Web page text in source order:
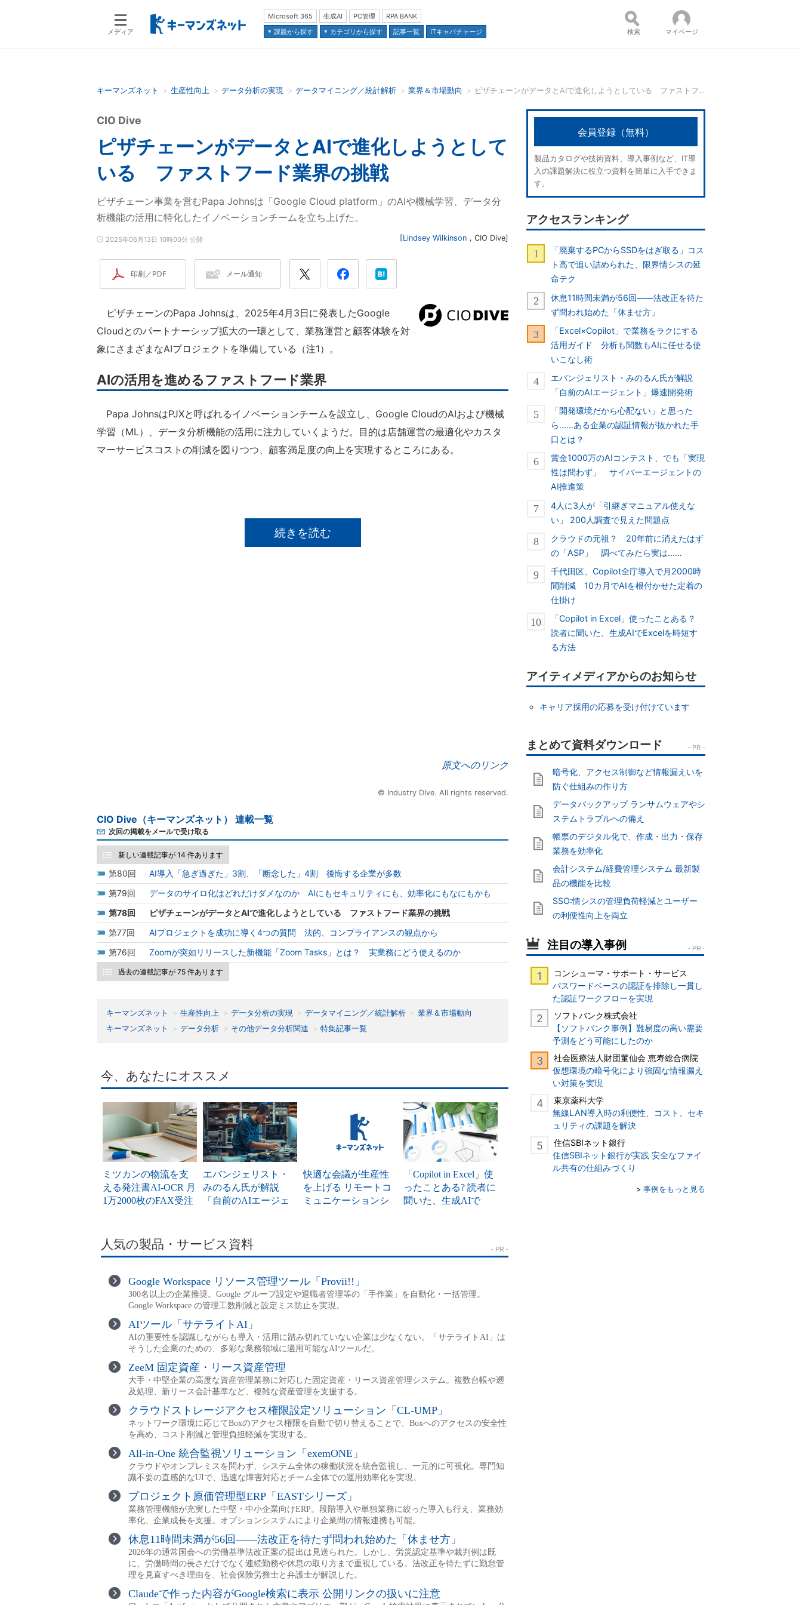
メディア
Microsoft 365 生成AI PC管理
RPA BANK
課題から探す
カテゴリから探す 記事一覧 ITキャパチャージ
検索語を入力してください コンテンツ：
並び順：
検索 マイページ
キーマンズネット 生産性向上 データ分析の実現 データマイニング／統計解析 業界＆市場動向 ピザチェーンがデータとAIで進化しようとしている ファストフード業界の挑戦：CIO Dive
ピザチェーンがデータとAIで進化しようとして
いる ファストフード業界の挑戦
CIO Dive
ピザチェーン事業を営むPapa Johnsは「Google Cloud platform」のAIや機械学習、データ分
析機能の活用に特化したイノベーションチームを立ち上げた。
2025年06月13日 10時00分 公開 [Lindsey Wilkinson ， CIO Dive]
印刷／PDF メール通知
ピザチェーンのPapa Johnsは、2025年4月3日に発表したGoogle
Cloudとのパートナーシップ拡大の一環として、業務運営と顧客体験を対
象にさまざまなAIプロジェクトを準備している（注1）。
AIの活用を進めるファストフード業界
Papa JohnsはPJXと呼ばれるイノベーションチームを設立し、Google CloudのAIおよび機械
学習（ML）、データ分析機能の活用に注力していくようだ。目的は店舗運営の最適化やカスタ
マーサービスコストの削減を図りつつ、顧客満足度の向上を実現するところにある。
続きを読む
原文へのリンク
© Industry Dive. All rights reserved.
CIO Dive（キーマンズネット） 連載一覧
次回の掲載をメールで受け取る
新しい連載記事が 14 件あります
80
AI導入「急ぎ過ぎた」3割、「断念した」4割 後悔する企業が多数
79
データのサイロ化はどれだけダメなのか AIにもセキュリティにも、効率化にもなにもかも
78
ピザチェーンがデータとAIで進化しようとしている ファストフード業界の挑戦
77
AIプロジェクトを成功に導く4つの質問 法的、コンプライアンスの観点から
76
Zoomが突如リリースした新機能「Zoom Tasks」とは？ 実業務にどう使えるのか
過去の連載記事が 75 件あります
キーマンズネット 生産性向上 データ分析の実現 データマイニング／統計解析
業界＆市場動向
キーマンズネット
データ分析 その他データ分析関連 特集記事一覧
会員登録（無料）
製品カタログや技術資料、導入事例など、IT導
入の課題解決に役立つ資料を簡単に入手できま
す。
アクセスランキング
「廃棄するPCからSSDをはぎ取る」コス
ト高で追い詰められた、限界情シスの延
命テク
休息11時間未満が56回――法改正を待た
ず問われ始めた「休ませ方」
「Excel×Copilot」で業務をラクにする
活用ガイド 分析も関数もAIに任せる使
いこなし術
エバンジェリスト・みのるん氏が解説
「自前のAIエージェント」爆速開発術
「開発環境だから心配ない」と思った
ら……ある企業の認証情報が抜かれた手
口とは？
賞金1000万のAIコンテスト、でも「実現
性は問わず」 サイバーエージェントの
AI推進策
4人に3人が「引継ぎマニュアル使えな
い」 200人調査で見えた問題点
クラウドの元祖？ 20年前に消えたはず
の「ASP」 調べてみたら実は……
千代田区、Copilot全庁導入で月2000時
間削減 10カ月でAIを根付かせた定着の
仕掛け
「Copilot in Excel」使ったことある？
読者に聞いた、生成AIでExcelを時短す
る方法
アイティメディアからのお知らせ
キャリア採用の応募を受け付けています
暗号化、アクセス制御など情報漏えいを
防ぐ仕組みの作り方
データバックアップ ランサムウェアやシ
ステムトラブルへの備え
帳票のデジタル化で、作成・出力・保存
業務を効率化
会計システム/経費管理システム 最新製
品の機能を比較
SSO:情シスの管理負荷軽減とユーザー
の利便性向上を両立